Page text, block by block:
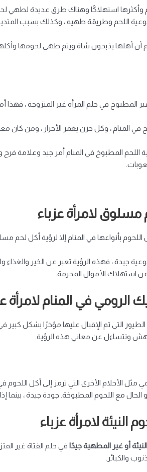
وأكثرها استهلاكًا وهناك طرق عديدة لطهي
اللحم وطريقة طهيه ، وكذلك بسبب
أن أهلها يذبحون شاة ويتم طهي لحومها
غير المطبوخ في حلم المرأة غير المتزوجة ،
في المنام ، وكل حزن يغمر الأحرار ، ومن كان
اللحم المطبوخ في المنام أمر جيد وعلامة
لامرأة عزباء
بأنواعها في المنام إلا لرؤية أكل لحم
جيدة ، فهذه الرؤية تعبر عن الخير
استهلاك الأموال المحرمة.
الرومي في المنام لامرأة
التي تم الإقبال عليها مؤخرًا بشكل كبير في
وتتساءل عن معاني هذه الرؤية.
الأحلام الأخرى التي ترمز إلى أكل
الحال مع اللحوم المطبوخة. جودة جيدة ، بينما
النيئة لامرأة عزباء
أو غير المطهية جيدًا في حلم الفتاة غير
والكبائر.